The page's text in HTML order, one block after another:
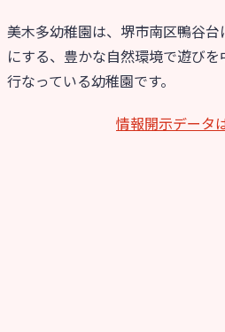
美木多幼稚園は、堺市南区鴨谷
にする、豊かな自然環境で遊び
行なっている幼稚園です。
情報開⽰データ